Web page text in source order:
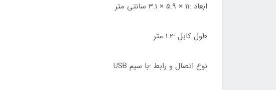
ابعاد :11 × 5.9 × 3.1 سانتی متر
طول کابل :1.2 متر
نوع اتصال و رابط :با سیم USB